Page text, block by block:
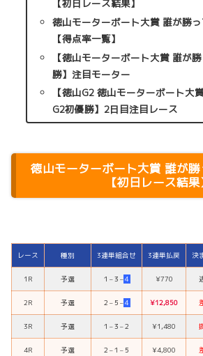
【初日レース結果】
徳山モーターボート大賞 誰が勝
【得点率一覧】
【徳山モーターボート大賞 誰が
勝】注目モーター
【徳山G2 徳山モーターボート大
G2初優勝】2日目注目レース
徳山モーターボート大賞 誰が
【初日レース結果
レース 種別 3連単組合せ 3連単払戻 決
1R 予選 １ –３ –４ ¥770
2R 予選 ２ – ５ –４ ¥12,850
3R 予選 １ –３ –２ ¥1,480
4R 予選 ２ –１ – ５ ¥4,800